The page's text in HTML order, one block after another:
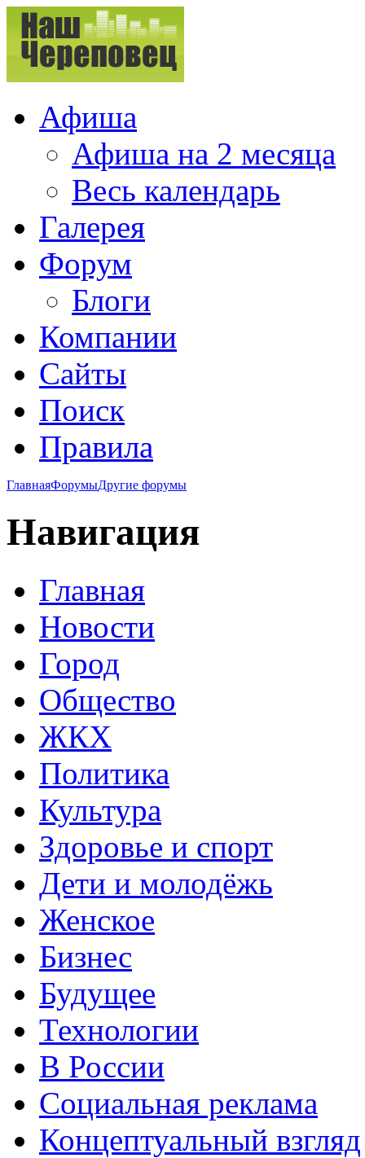
Афиша
Афиша на 2 месяца
Весь календарь
Галерея
Форум
Блоги
Компании
Сайты
Поиск
Правила
ГлавнаяФорумыДругие форумы
Навигация
Главная
Новости
Город
Общество
ЖКХ
Политика
Культура
Здоровье и спорт
Дети и молодёжь
Женское
Бизнес
Будущее
Технологии
В России
Социальная реклама
Концептуальный взгляд